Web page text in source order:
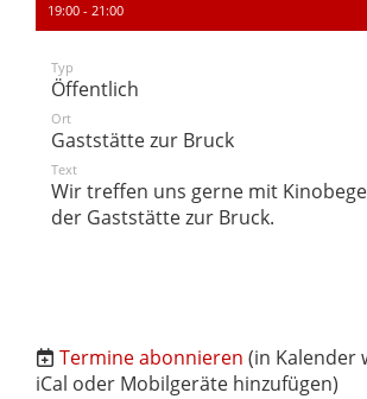
19:00 - 21:00
Typ
Öffentlich
Ort
Gaststätte zur Bruck
Text
Wir treffen uns gerne mit
der Gaststätte zur Bruck.
Termine abonnieren (in Kalender
iCal oder Mobilgeräte hinzufügen)